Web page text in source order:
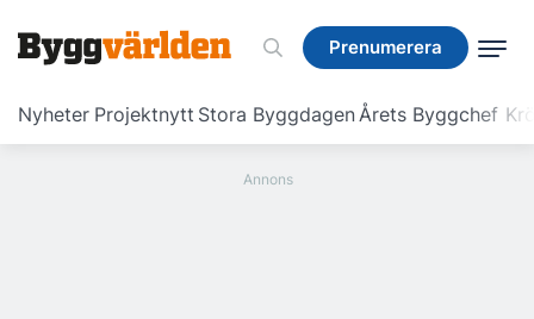
Prenumerera
Nyheter Projektnytt Stora ByggdagenÅrets Byggchef
Prenumerera